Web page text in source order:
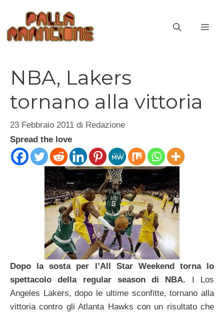
contenuto
NBA, Lakers
tornano alla vittoria
23 Febbraio 2011 di Redazione
Spread the love
Dopo la sosta per l’All Star Weekend torna lo
spettacolo della regular season di NBA. I Los
Angeles Lakers, dopo le ultime sconfitte, tornano alla
vittoria contro gli Atlanta Hawks con un risultato che